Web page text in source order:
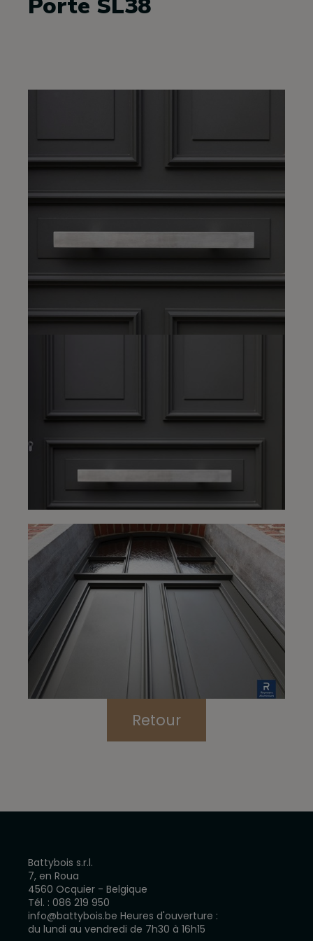
Retour
Battybois s.r.l.
7, en Roua
4560 Ocquier - Belgique
Tél. : 086 219 950
info@battybois.be Heures d'ouverture :
du lundi au vendredi de 7h30 à 16h15